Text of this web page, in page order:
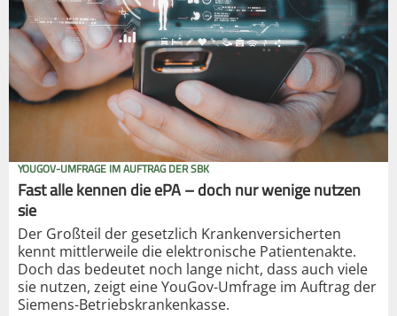
YOUGOV-UMFRAGE IM AUFTRAG DER SBK
Fast alle kennen die ePA – doch nur wenige nutzen
sie
Der Großteil der gesetzlich Krankenversicherten
kennt mittlerweile die elektronische Patientenakte.
Doch das bedeutet noch lange nicht, dass auch viele
sie nutzen, zeigt eine YouGov-Umfrage im Auftrag der
Siemens-Betriebskrankenkasse.